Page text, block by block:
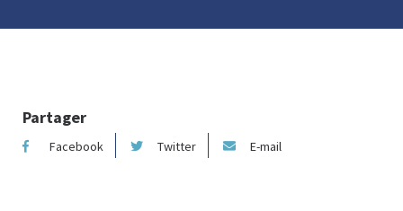
Partager
Facebook Twitter E-mail